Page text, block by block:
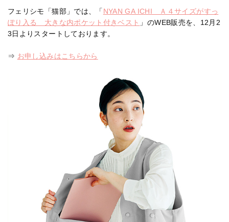
フェリシモ「猫部」では、「NYAN GA ICHI Ａ４サイズがすっ
ぽり入る 大きな内ポケット付きベスト 」のWEB販売を、12月2
3日よりスタートしております。
⇒ お申し込みはこちらから